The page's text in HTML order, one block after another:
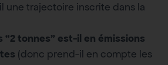
une trajectoire inscrite dans la
“2 tonnes” est-il en émissions
(donc prend-il en compte les